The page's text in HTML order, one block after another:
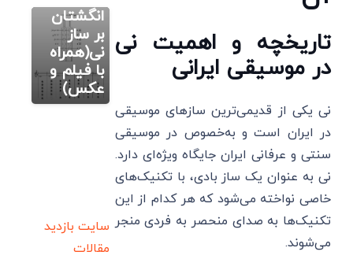
تاریخچه و اهمیت نی
در موسیقی ایرانی
نی یکی از قدیمی‌ترین سازهای موسیقی
در ایران است و به‌خصوص در موسیقی
سنتی و عرفانی ایران جایگاه ویژه‌ای دارد.
نی به عنوان یک ساز بادی، با تکنیک‌های
خاصی نواخته می‌شود که هر کدام از این
تکنیک‌ها به صدای منحصر به فردی منجر
می‌شوند.
انگشتان
بر ساز
نی(همراه
با فیلم و
عکس)
سایت بازدید
مقالات